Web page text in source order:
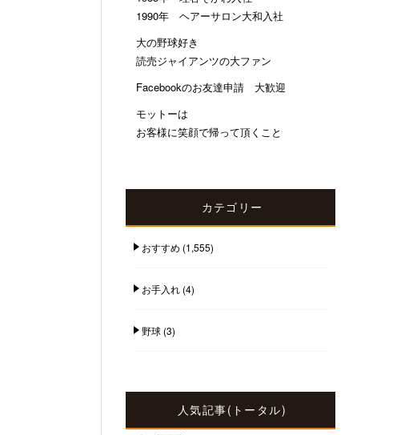
1990年 ヘアーサロン大和入社
大の野球好き
読売ジャイアンツの大ファン
Facebookのお友達申請 大歓迎
モットーは
お客様に笑顔で帰って頂くこと
カテゴリー
おすすめ (1,555)
お手入れ(4)
野球(3)
人気記事(トータル)